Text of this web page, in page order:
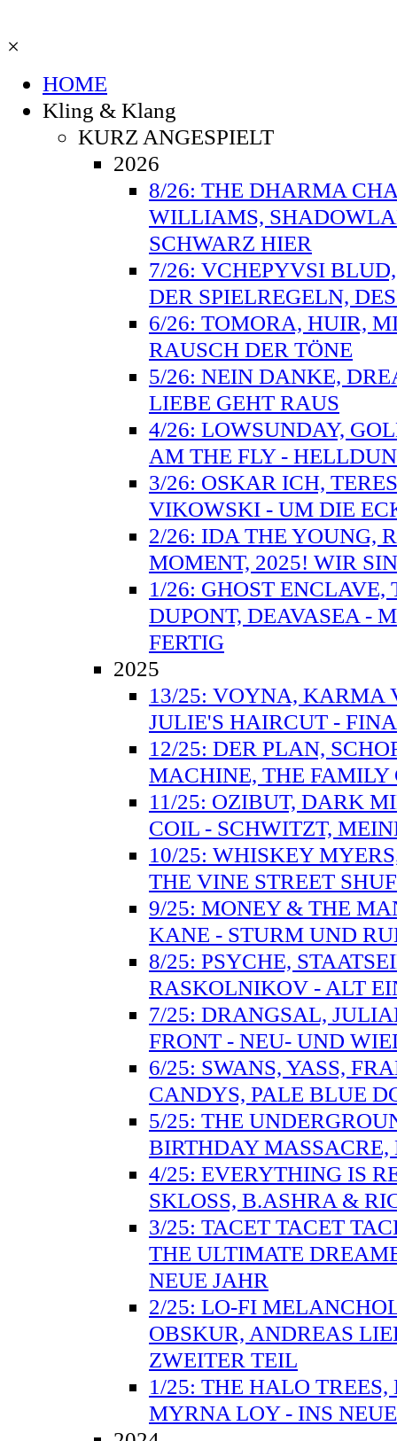
×
HOME
Kling & Klang
KURZ ANGESPIELT
2026
8/26: THE DHARMA
WILLIAMS,
SCHWARZ HIER
7/26: VCHEPYVSI
DER SPIELREGELN,
6/26: TOMORA, HUIR,
RAUSCH DER TÖNE
5/26: NEIN DANKE,
LIEBE GEHT RAUS
4/26: LOWSUNDAY,
AM THE FLY -
3/26: OSKAR ICH,
VIKOWSKI - UM DIE
2/26: IDA THE YOUNG,
MOMENT, 2025! WIR
1/26: GHOST
DUPONT, DEAVASEA -
FERTIG
2025
13/25: VOYNA, KARMA
JULIE'S HAIRCUT -
12/25: DER PLAN,
MACHINE, THE FAMILY
11/25: OZIBUT, DARK
COIL - SCHWITZT,
10/25: WHISKEY
THE VINE STREET
9/25: MONEY & THE
KANE - STURM UND
8/25: PSYCHE,
RASKOLNIKOV - ALT
7/25: DRANGSAL,
FRONT - NEU- UND
6/25: SWANS, YASS,
CANDYS, PALE BLUE
5/25: THE
BIRTHDAY
4/25: EVERYTHING IS
SKLOSS, B.ASHRA &
3/25: TACET TACET
THE ULTIMATE
NEUE JAHR
2/25: LO-FI
OBSKUR, ANDREAS
ZWEITER TEIL
1/25: THE HALO
MYRNA LOY - INS